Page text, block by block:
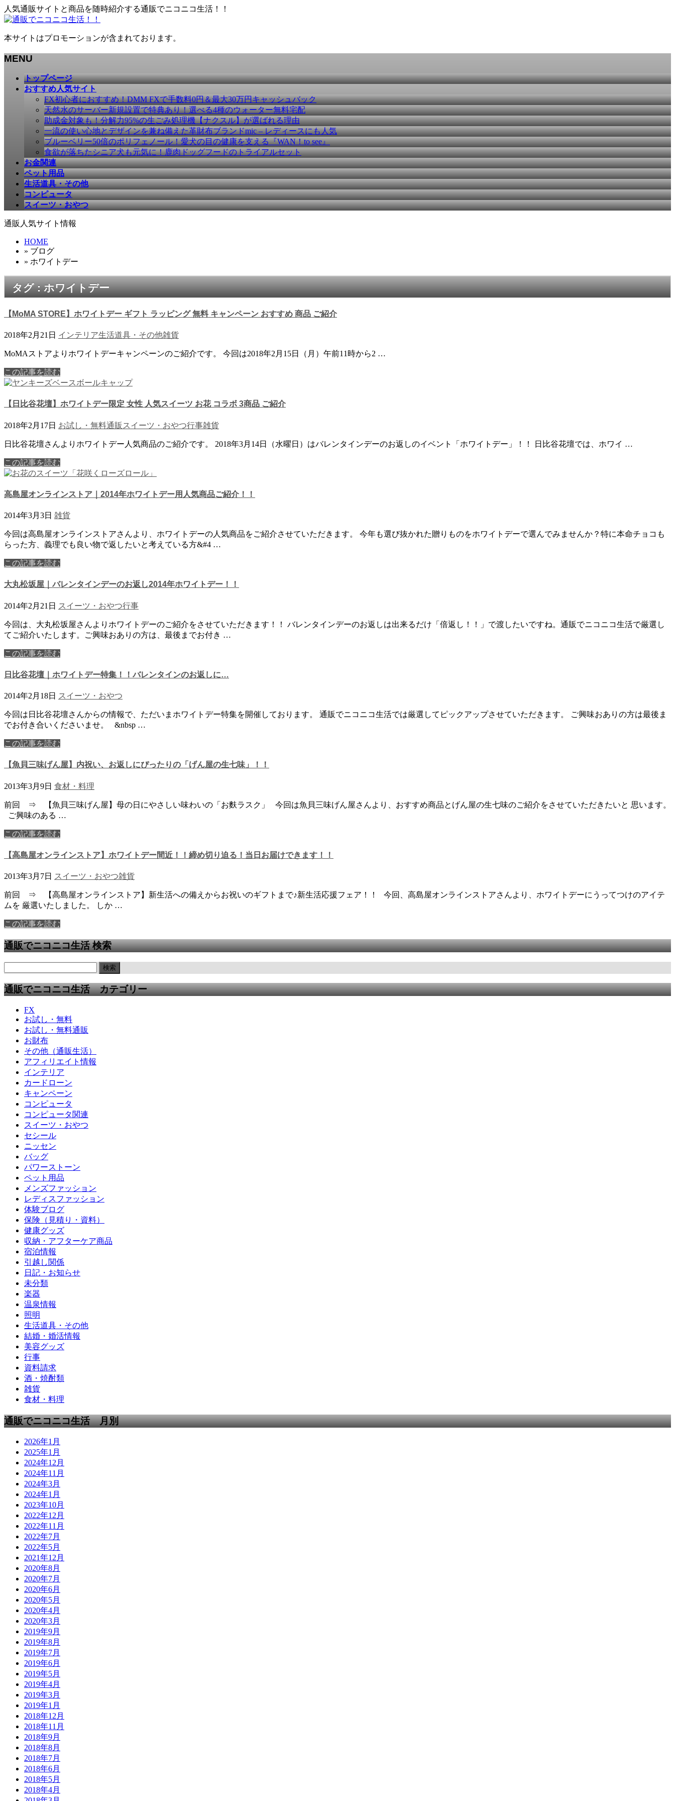
人気通販サイトと商品を随時紹介する通販でニコニコ生活！！
本サイトはプロモーションが含まれております。
MENU
トップページ
おすすめ人気サイト
FX初心者におすすめ！DMM FXで手数料0円＆最大30万円キャッシュバック
天然水のサーバー新規設置で特典あり！選べる4種のウォーター無料宅配
助成金対象も！分解力95%の生ごみ処理機【ナクスル】が選ばれる理由
一流の使い心地とデザインを兼ね備えた革財布ブランドmic – レディースにも人気
ブルーベリー50倍のポリフェノール！愛犬の目の健康を支える『WAN！to see』
食欲が落ちたシニア犬も元気に！鹿肉ドッグフードのトライアルセット
お金関連
ペット用品
生活道具・その他
コンピュータ
スイーツ・おやつ
通販人気サイト情報
HOME
» ブログ
» ホワイトデー
タグ : ホワイトデー
【MoMA STORE】ホワイトデー ギフト ラッピング 無料 キャンペーン おすすめ 商品 ご紹介
2018年2月21日 インテリア生活道具・その他雑貨
MoMAストアよりホワイトデーキャンペーンのご紹介です。 今回は2018年2月15日（月）午前11時から2 …
この記事を読む
【日比谷花壇】ホワイトデー限定 女性 人気スイーツ お花 コラボ 3商品 ご紹介
2018年2月17日 お試し・無料通販 スイーツ・おやつ行事雑貨
日比谷花壇さんよりホワイトデー人気商品のご紹介です。 2018年3月14日（水曜日）はバレンタインデーのお返しのイベント「ホワイトデー」！！ 日比谷花壇では、ホワイ …
この記事を読む
高島屋オンラインストア｜2014年ホワイトデー用人気商品ご紹介！！
2014年3月3日 雑貨
今回は高島屋オンラインストアさんより、ホワイトデーの人気商品をご紹介させていただきます。 今年も選び抜かれた贈りものをホワイトデーで選んでみませんか？特に本命チョコも
らった方、義理でも良い物で返したいと考えている方&#4 …
この記事を読む
大丸松坂屋｜バレンタインデーのお返し2014年ホワイトデー！！
2014年2月21日 スイーツ・おやつ行事
今回は、大丸松坂屋さんよりホワイトデーのご紹介をさせていただきます！！ バレンタインデーのお返しは出来るだけ「倍返し！！」で渡したいですね。通販でニコニコ生活で厳選し
てご紹介いたします。ご興味おありの方は、最後までお付き …
この記事を読む
日比谷花壇｜ホワイトデー特集！！バレンタインのお返しに…
2014年2月18日 スイーツ・おやつ
今回は日比谷花壇さんからの情報で、ただいまホワイトデー特集を開催しております。 通販でニコニコ生活では厳選してピックアップさせていただきます。 ご興味おありの方は最後ま
でお付き合いくださいませ。 &nbsp …
この記事を読む
【魚貝三味げん屋】内祝い、お返しにぴったりの「げん屋の生七味」！！
2013年3月9日 食材・料理
前回 ⇒ 【魚貝三味げん屋】母の日にやさしい味わいの「お麩ラスク」 今回は魚貝三味げん屋さんより、おすすめ商品とげん屋の生七味のご紹介をさせていただきたいと 思います。
ご興味のある …
この記事を読む
【高島屋オンラインストア】ホワイトデー間近！！締め切り迫る！当日お届けできます！！
2013年3月7日 スイーツ・おやつ雑貨
前回 ⇒ 【高島屋オンラインストア】新生活への備えからお祝いのギフトまで♪新生活応援フェア！！ 今回、高島屋オンラインストアさんより、ホワイトデーにうってつけのアイテ
ムを 厳選いたしました。 しか …
この記事を読む
通販でニコニコ生活 検索
通販でニコニコ生活 カテゴリー
FX
お試し・無料
お試し・無料通販
お財布
その他（通販生活）
アフィリエイト情報
インテリア
カードローン
キャンペーン
コンピュータ
コンピュータ関連
スイーツ・おやつ
セシール
ニッセン
バッグ
パワーストーン
ペット用品
メンズファッション
レディスファッション
体験ブログ
保険（見積り・資料）
健康グッズ
収納・アフターケア商品
宿泊情報
引越し関係
日記・お知らせ
未分類
楽器
温泉情報
照明
生活道具・その他
結婚・婚活情報
美容グッズ
行事
資料請求
酒・焼酎類
雑貨
食材・料理
通販でニコニコ生活 月別
2026年1月
2025年1月
2024年12月
2024年11月
2024年3月
2024年1月
2023年10月
2022年12月
2022年11月
2022年7月
2022年5月
2021年12月
2020年8月
2020年7月
2020年6月
2020年5月
2020年4月
2020年3月
2019年9月
2019年8月
2019年7月
2019年6月
2019年5月
2019年4月
2019年3月
2019年1月
2018年12月
2018年11月
2018年9月
2018年8月
2018年7月
2018年6月
2018年5月
2018年4月